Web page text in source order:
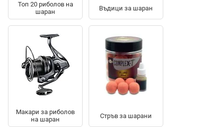
Топ 20 риболов на
шаран
Въдици за шаран
Макари за риболов
на шаран
Стръв за шарани